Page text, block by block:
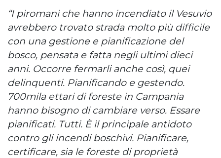
“I piromani che hanno incendiato il Vesuvio
avrebbero trovato strada molto più difficile
con una gestione e pianificazione del
bosco, pensata e fatta negli ultimi dieci
anni. Occorre fermarli anche così, quei
delinquenti. Pianificando e gestendo.
700mila ettari di foreste in Campania
hanno bisogno di cambiare verso. Essare
pianificati. Tutti. È il principale antidoto
contro gli incendi boschivi. Pianificare,
certificare, sia le foreste di proprietà